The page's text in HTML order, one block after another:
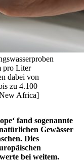
pro Liter
dabei von
zu 4.100
Africa]
fand sogenannte
Gewässer
Dies
bei weitem.